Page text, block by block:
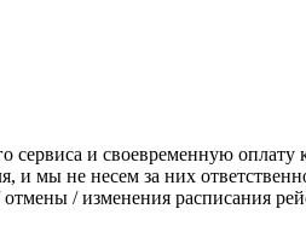
сервиса и своевременную оплату
мы не несем за них
/ изменения расписания